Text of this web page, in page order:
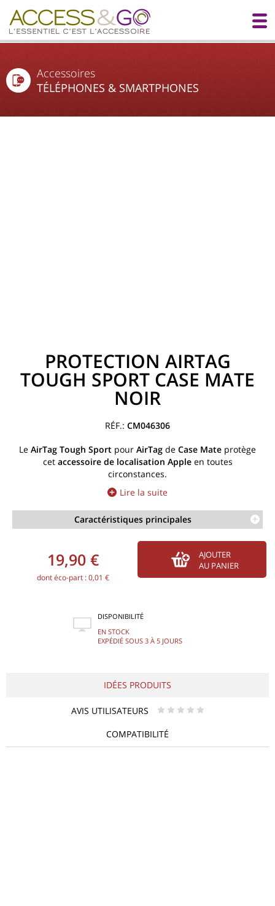
Accessoires
TÉLÉPHONES & SMARTPHONES
PROTECTION AIRTAG
TOUGH SPORT CASE MATE
NOIR
CM046306
Le AirTag Tough Sport pour AirTag de Case Mate protège
cet accessoire de localisation Appleen toutes
circonstances.
Lire la suite
Caractéristiques principales
19,90 €
dont éco-part : 0,01 €
AJOUTER
AU PANIER
DISPONIBILITÉ
EN STOCK
EXPÉDIÉ SOUS 3 À 5 JOURS
IDÉES PRODUITS
AVIS UTILISATEURS * * * * *
COMPATIBILITÉ